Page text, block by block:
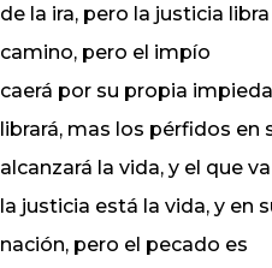
de la ira, pero la justicia
camino, pero el impío
caerá por su propia
librará, mas los pérfidos en
alcanzará la vida, y el que
la justicia está la vida, y en
nación, pero el pecado es